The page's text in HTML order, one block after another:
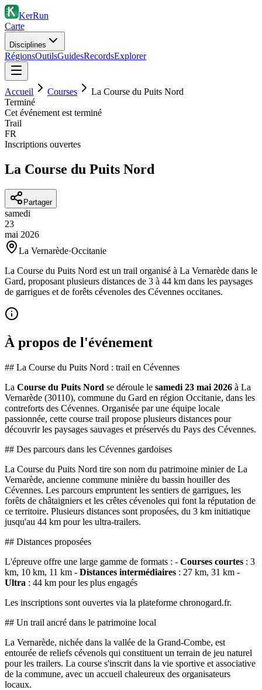
KerRun
Carte
Disciplines
RégionsOutilsGuidesRecordsExplorer
Accueil Courses
La Course du Puits Nord
Terminé
Cet événement est terminé
Trail
FR
Inscriptions ouvertes
La Course du Puits Nord
Partager
samedi
23
mai 2026
La Vernarède·Occitanie
La Course du Puits Nord est un trail organisé à La Vernarède dans le
Gard, proposant plusieurs distances de 3 à 44 km dans les paysages
de garrigues et de forêts cévenoles des Cévennes occitanes.
À propos de l'événement
## La Course du Puits Nord : trail en Cévennes
La Course du Puits Nord se déroule le samedi 23 mai 2026 à La
Vernarède (30110), commune du Gard en région Occitanie, dans les
contreforts des Cévennes. Organisée par une équipe locale
passionnée, cette course trail propose plusieurs distances pour
découvrir les paysages sauvages et préservés du Pays des Cévennes.
## Des parcours dans les Cévennes gardoises
La Course du Puits Nord tire son nom du patrimoine minier de La
Vernarède, ancienne commune minière du bassin houiller des
Cévennes. Les parcours empruntent les sentiers de garrigues, les
forêts de châtaigniers et les crêtes cévenoles qui font la réputation de
ce territoire. Plusieurs distances sont proposées, du 3 km initiatique
jusqu'au 44 km pour les ultra-trailers.
## Distances proposées
L'épreuve offre une large gamme de formats : - Courses courtes : 3
km, 10 km, 11 km - Distances intermédiaires : 27 km, 31 km -
Ultra : 44 km pour les plus engagés
Les inscriptions sont ouvertes via la plateforme chronogard.fr.
## Un trail ancré dans le patrimoine local
La Vernarède, nichée dans la vallée de la Grand-Combe, est
entourée de reliefs cévenols qui constituent un terrain de jeu naturel
pour les trailers. La course s'inscrit dans la vie sportive et associative
de la commune, avec un accueil chaleureux des organisateurs
locaux.